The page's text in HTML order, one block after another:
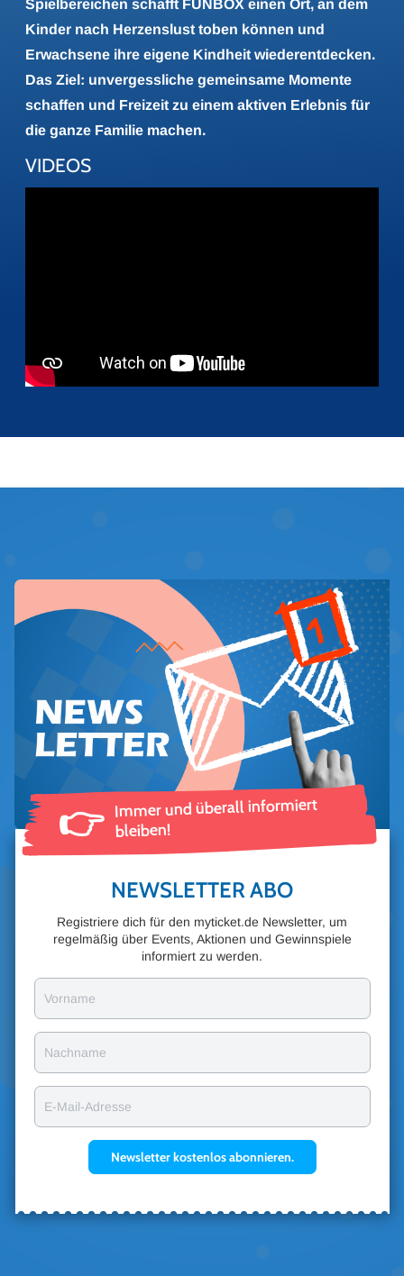
Spielbereichen schafft FUNBOX einen Ort, an dem
Kinder nach Herzenslust toben können und
Erwachsene ihre eigene Kindheit wiederentdecken.
Das Ziel: unvergessliche gemeinsame Momente
schaffen und Freizeit zu einem aktiven Erlebnis für
die ganze Familie machen.
VIDEOS
👉 Immer und überall informiert
bleiben!
NEWSLETTER ABO
Registriere dich für den myticket.de Newsletter, um
regelmäßig über Events, Aktionen und Gewinnspiele
informiert zu werden.
Vorname
Nachname
E-Mail-Adresse
Newsletter kostenlos abonnieren.